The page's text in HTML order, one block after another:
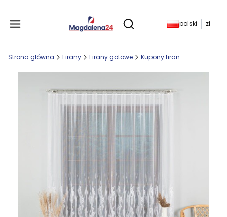
Otwórz wyszukiwarkę
Produkty w
polski zł
Strona główna Firany Firany gotowe Kupony firan.